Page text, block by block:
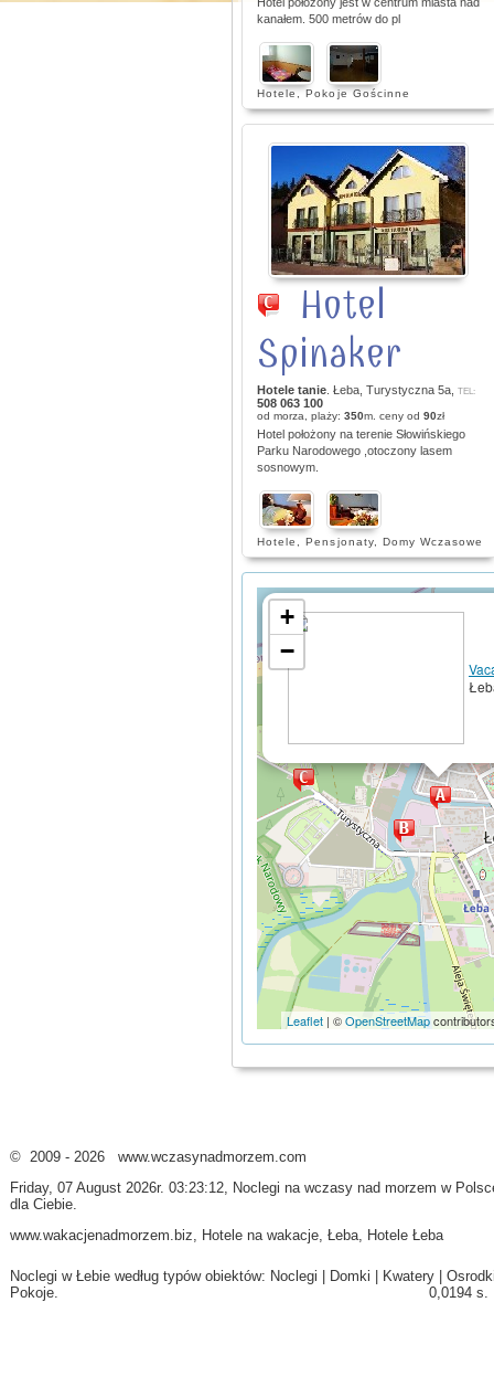
kanałem. 500 metrów do pl
Hotele , Pokoje Gościnne
Hotel
Spinaker
Hotele tanie. Łeba, Turystyczna 5a, TEL:
508 063 100
od morza, plaży: 350m. ceny od 90zł
Hotel położony na terenie Słowińskiego
Parku Narodowego ,otoczony lasem
sosnowym.
Hotele , Pensjonaty, Domy Wczasowe
+
−
Leaflet | ©OpenStreetMap
© 2009 - 2026 www.wczasynadmorzem.com
Friday, 07 August 2026r. 03:23:12, Noclegi na wczasy nad morzem w
dla Ciebie.
www.wakacjenadmorzem.biz, Hotele na wakacje, Łeba, Hotele Łeba
Noclegi w Łebie według typów obiektów: Noclegi Domki Kwatery
Pokoje. 0,0194 s.